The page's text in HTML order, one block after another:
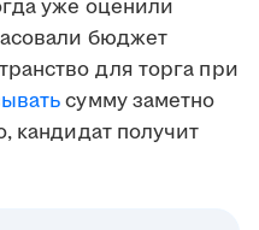
уже оценили
бюджет
для торга при
сумму заметно
кандидат получит